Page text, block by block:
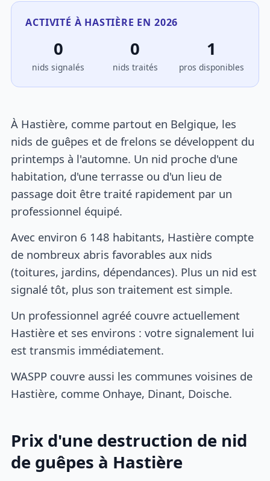
ACTIVITÉ À HASTIÈRE EN 2026
0
nids signalés
0
nids traités
1
pros disponibles
À Hastière, comme partout en Belgique, les
nids de guêpes et de frelons se développent du
printemps à l'automne. Un nid proche d'une
habitation, d'une terrasse ou d'un lieu de
passage doit être traité rapidement par un
professionnel équipé.
Avec environ 6 148 habitants, Hastière compte
de nombreux abris favorables aux nids
(toitures, jardins, dépendances). Plus un nid est
signalé tôt, plus son traitement est simple.
Un professionnel agréé couvre actuellement
Hastière et ses environs : votre signalement lui
est transmis immédiatement.
WASPP couvre aussi les communes voisines de
Hastière, comme Onhaye, Dinant, Doische.
Prix d'une destruction de nid
de guêpes à Hastière